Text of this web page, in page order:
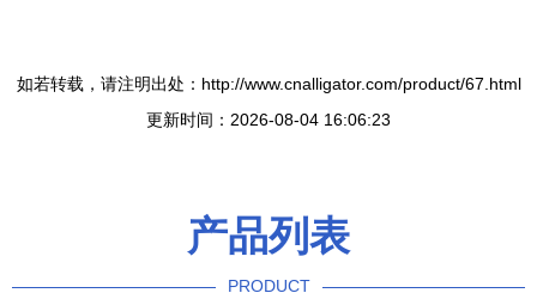
如若转载，请注明出处：http://www.cnalligator.com/product/67.html
更新时间：2026-08-04 16:06:23
产品列表
PRODUCT